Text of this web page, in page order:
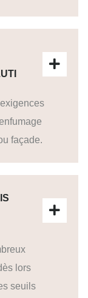
façade.
lors
seuils